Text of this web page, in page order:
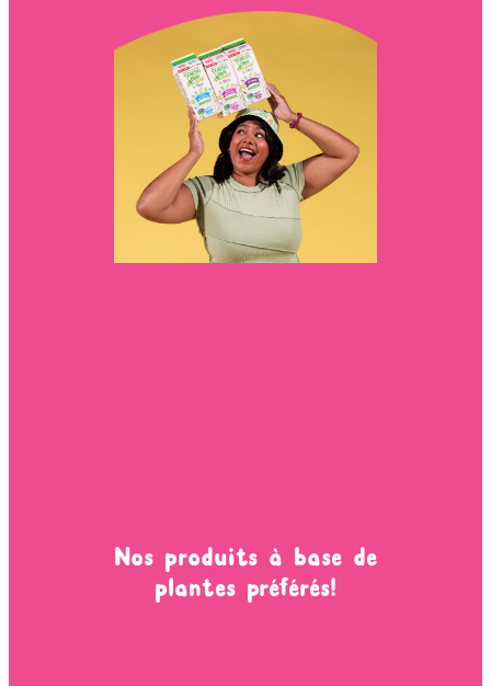
Nos produits à base de
plantes préférés!